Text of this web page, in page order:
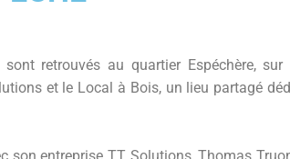
retrouvés au quartier Espéchère, sur
et le Local à Bois, un lieu partagé